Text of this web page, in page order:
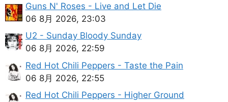
Guns N' Roses - Live and Let Die
06 8月 2026, 23:03
U2 - Sunday Bloody Sunday
06 8月 2026, 22:59
Red Hot Chili Peppers - Taste the Pain
06 8月 2026, 22:55
Red Hot Chili Peppers - Higher Ground